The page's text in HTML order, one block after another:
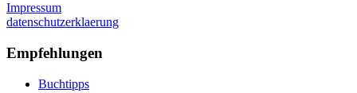
Impressum
datenschutzerklaerung
Empfehlungen
Buchtipps